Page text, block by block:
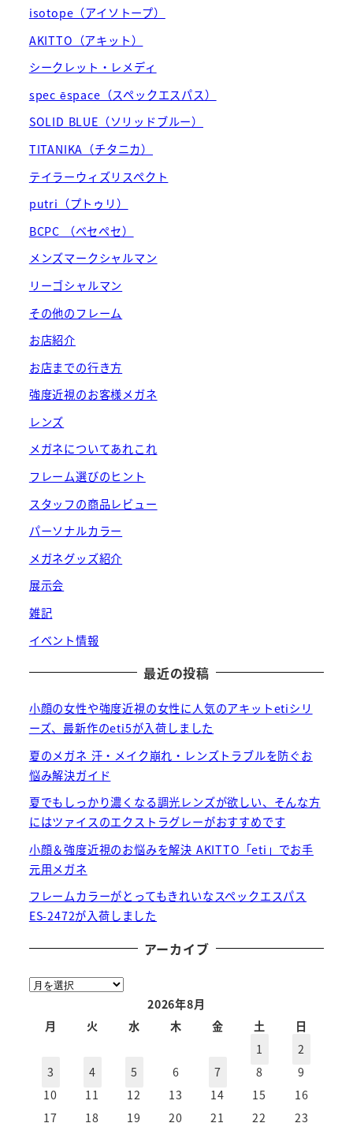
isotope（アイソトープ）
AKITTO（アキット）
シークレット・レメディ
spec ēspace（スペックエスパス）
SOLID BLUE（ソリッドブルー）
TITANIKA（チタニカ）
テイラーウィズリスペクト
putri（プトゥリ）
BCPC （ベセペセ）
メンズマークシャルマン
リーゴシャルマン
その他のフレーム
お店紹介
お店までの行き方
強度近視のお客様メガネ
レンズ
メガネについてあれこれ
フレーム選びのヒント
スタッフの商品レビュー
パーソナルカラー
メガネグッズ紹介
展示会
雑記
イベント情報
最近の投稿
小顔の女性や強度近視の女性に人気のアキットetiシリ
ーズ、最新作のeti5が入荷しました
夏のメガネ 汗・メイク崩れ・レンズトラブルを防ぐお
悩み解決ガイド
夏でもしっかり濃くなる調光レンズが欲しい、そんな方
にはツァイスのエクストラグレーがおすすめです
小顔＆強度近視のお悩みを解決 AKITTO「eti」でお手
元用メガネ
フレームカラーがとってもきれいなスペックエスパス
ES-2472が入荷しました
アーカイブ
ア
2026年8月
月
火 水 木 金 土
日
1
2
3
4 5 6 7 8
9
10
11 12 13 14 15
16
17
18 19 20 21 22 23